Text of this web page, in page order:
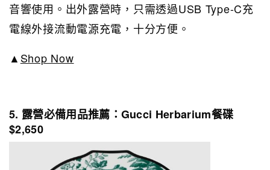
音響使用。出外露營時，只需透過USB Type-C充
電線外接流動電源充電，十分方便。
▲ Shop Now
5. 露營必備用品推薦：Gucci Herbarium餐碟
$2,650